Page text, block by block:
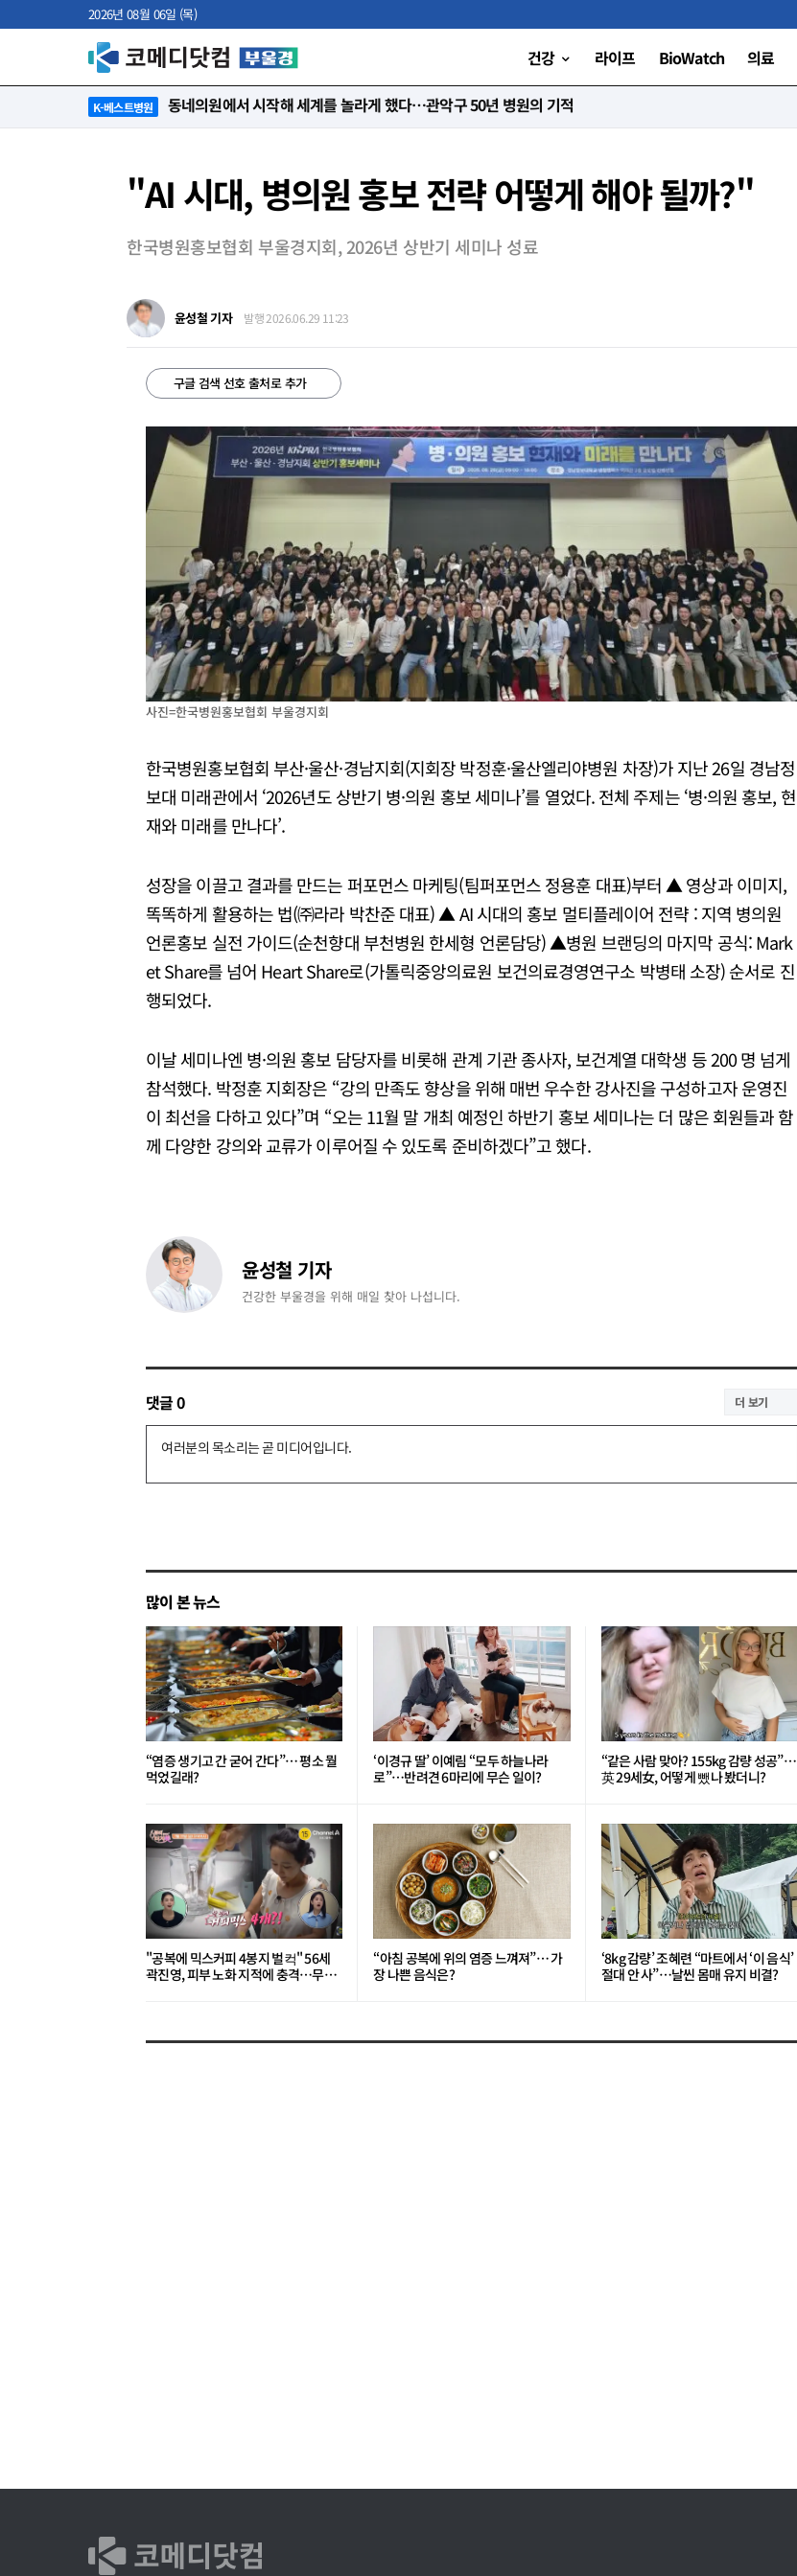
2026년 08월 06일 (목)
건강 라이프 BioWatch 의료
K-베스트병원 동네의원에서 시작해 세계를 놀라게 했다…관악구 50년 병원의 기적
"AI 시대, 병의원 홍보 전략 어떻게 해야 될까?"
한국병원홍보협회 부울경지회, 2026년 상반기 세미나 성료
윤성철 기자 발행 2026.06.29 11:23
구글 검색 선호 출처로 추가
사진=한국병원홍보협회 부울경지회
한국병원홍보협회 부산·울산·경남지회(지회장 박정훈·울산엘리야병원 차장)가 지난 26일 경남정
보대 미래관에서 ‘2026년도 상반기 병·의원 홍보 세미나’를 열었다. 전체 주제는 ‘병·의원 홍보, 현
재와 미래를 만나다’.
성장을 이끌고 결과를 만드는 퍼포먼스 마케팅(팀퍼포먼스 정용훈 대표)부터 ▲ 영상과 이미지,
똑똑하게 활용하는 법(㈜라라 박찬준 대표) ▲ AI 시대의 홍보 멀티플레이어 전략 : 지역 병의원
언론홍보 실전 가이드(순천향대 부천병원 한세형 언론담당) ▲병원 브랜딩의 마지막 공식: Mark
et Share를 넘어 Heart Share로(가톨릭중앙의료원 보건의료경영연구소 박병태 소장) 순서로 진
행되었다.
이날 세미나엔 병·의원 홍보 담당자를 비롯해 관계 기관 종사자, 보건계열 대학생 등 200 명 넘게
참석했다. 박정훈 지회장은 “강의 만족도 향상을 위해 매번 우수한 강사진을 구성하고자 운영진
이 최선을 다하고 있다”며 “오는 11월 말 개최 예정인 하반기 홍보 세미나는 더 많은 회원들과 함
께 다양한 강의와 교류가 이루어질 수 있도록 준비하겠다”고 했다.
윤성철 기자
건강한 부울경을 위해 매일 찾아 나섭니다.
댓글0 더 보기
댓
많이 본 뉴스
“염증 생기고 간 굳어 간다”… 평소 뭘
먹었길래?
‘이경규 딸’ 이예림 “모두 하늘나라
로”⋯반려견 6마리에 무슨 일이?
“같은 사람 맞아? 155kg 감량 성공”…
英 29세女, 어떻게 뺐나 봤더니?
"공복에 믹스커피 4봉지 벌컥" 56세
곽진영, 피부 노화 지적에 충격…무슨
“아침 공복에 위의 염증 느껴져”… 가
장 나쁜 음식은?
‘8kg 감량’ 조혜련 “마트에서 ‘이 음식’
절대 안 사”…날씬 몸매 유지 비결?